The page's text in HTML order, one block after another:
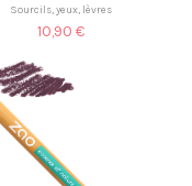
Sourcils, yeux, lèvres
10,90 €